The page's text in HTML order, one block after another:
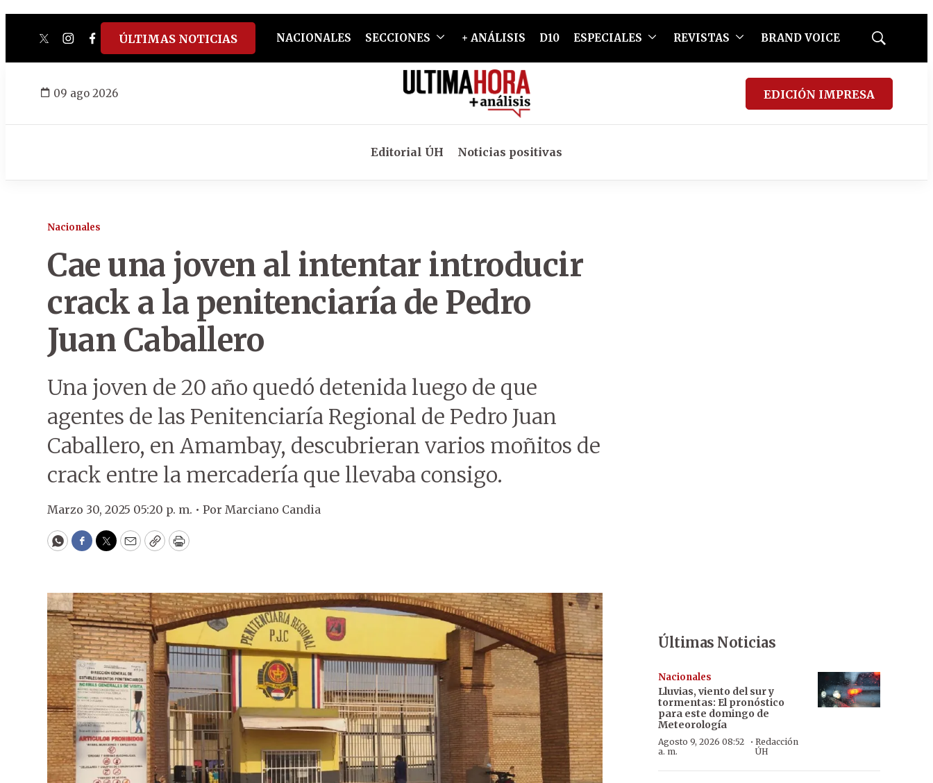
twitterinstagram
facebook
tiktokyoutube
spotify
ÚLTIMAS NOTICIAS NACIONALES SECCIONES + ANÁLISIS D10 ESPECIALES REVISTAS BRAND VOICE
Mostrar
09 ago 2026 EDICIÓN IMPRESA
Editorial ÚH Noticias positivas
Nacionales
Cae una joven al intentar introducir
crack a la penitenciaría de Pedro
Juan Caballero
Una joven de 20 año quedó detenida luego de que
agentes de las Penitenciaría Regional de Pedro Juan
Caballero, en Amambay, descubrieran varios moñitos de
crack entre la mercadería que llevaba consigo.
Marzo 30, 2025 05:20 p. m. • Por Marciano Candia
WhatsApp
Facebook
Twitter
EmailCopyPrint
Últimas Noticias
Nacionales
Lluvias, viento del sur y
tormentas: El pronóstico
para este domingo de
Meteorología
Agosto 9, 2026 08:52
a. m.
· Redacción
ÚH